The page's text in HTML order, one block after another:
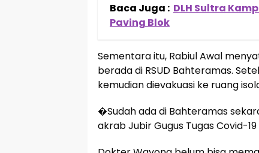
Baca Juga : DLH Sultra
Paving Blok
Sementara itu, Rabiul Awal
berada di RSUD Bahteramas.
kemudian dievakuasi ke ruang
�Sudah ada di Bahteramas
akrab Jubir Gugus Tugas Covid-19